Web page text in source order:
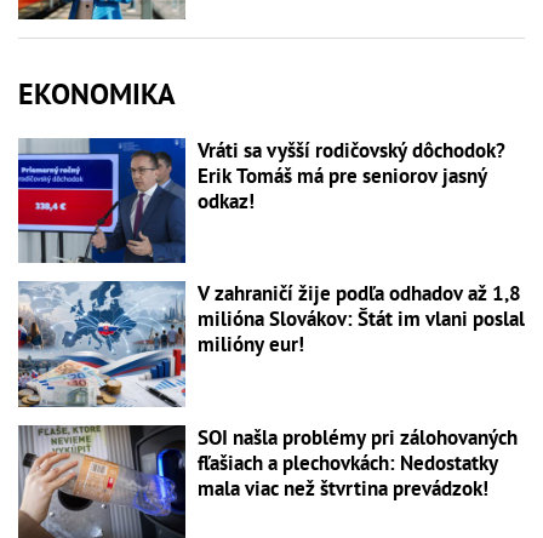
EKONOMIKA
Vráti sa vyšší rodičovský dôchodok?
Erik Tomáš má pre seniorov jasný
odkaz!
V zahraničí žije podľa odhadov až 1,8
milióna Slovákov: Štát im vlani poslal
milióny eur!
SOI našla problémy pri zálohovaných
fľašiach a plechovkách: Nedostatky
mala viac než štvrtina prevádzok!